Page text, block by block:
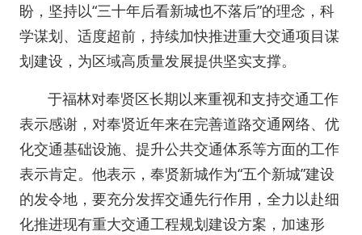
盼，坚持以“三十年后看新城也不落后”的理念，科
学谋划、适度超前，持续加快推进重大交通项目谋
划建设，为区域高质量发展提供坚实支撑。
于福林对奉贤区长期以来重视和支持交通工作
表示感谢，对奉贤近年来在完善道路交通网络、优
化交通基础设施、提升公共交通体系等方面的工作
表示肯定。他表示，奉贤新城作为“五个新城”建设
的发令地，要充分发挥交通先行作用，全力以赴细
化推进现有重大交通工程规划建设方案，加速形